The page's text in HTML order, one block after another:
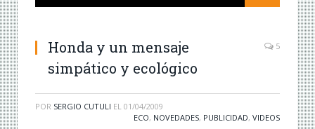
Honda y un mensaje
simpático y ecológico
5
POR SERGIO CUTULI EL 01/04/2009
ECO, NOVEDADES, PUBLICIDAD, VIDEOS